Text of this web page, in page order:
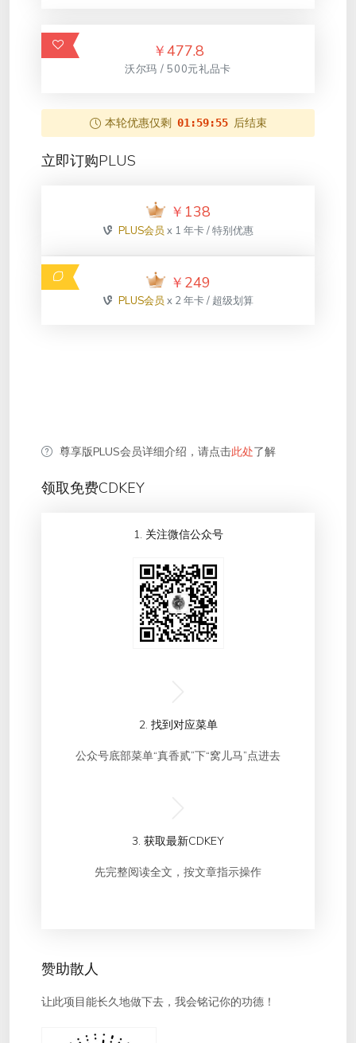
￥477.8
沃尔玛 / 500元礼品卡
本轮优惠仅剩 01:59:55 后结束
立即订购PLUS
￥ 138
PLUS会员x 1 年卡 / 特别优惠
￥ 249
PLUS会员x 2 年卡 / 超级划算
尊享版PLUS会员详细介绍，请点击此处了解
领取免费CDKEY
1. 关注微信公众号
2. 找到对应菜单
公众号底部菜单“真香贰”下“窝儿马”点进去
3. 获取最新CDKEY
先完整阅读全文，按文章指示操作
赞助散人
让此项目能长久地做下去，我会铭记你的功德！